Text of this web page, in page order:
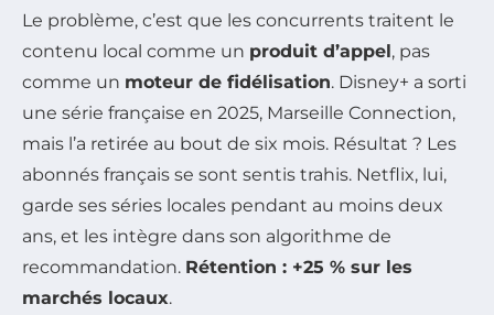
Le problème, c’est que les concurrents traitent le
contenu local comme un produit d’appel, pas
comme un moteur de fidélisation. Disney+ a sorti
une série française en 2025, Marseille Connection,
mais l’a retirée au bout de six mois. Résultat ? Les
abonnés français se sont sentis trahis. Netflix, lui,
garde ses séries locales pendant au moins deux
ans, et les intègre dans son algorithme de
recommandation. Rétention : +25 % sur les
marchés locaux.